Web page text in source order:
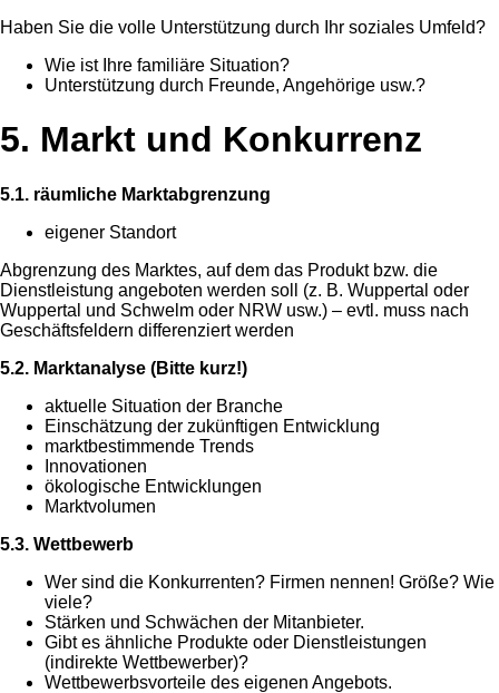
Haben Sie die volle Unterstützung durch Ihr soziales Umfeld?
Wie ist Ihre familiäre Situation?
Unterstützung durch Freunde, Angehörige usw.?
5. Markt und Konkurrenz
5.1. räumliche Marktabgrenzung
eigener Standort
Abgrenzung des Marktes, auf dem das Produkt bzw. die
Dienstleistung angeboten werden soll (z. B. Wuppertal oder
Wuppertal und Schwelm oder NRW usw.) – evtl. muss nach
Geschäftsfeldern differenziert werden
5.2. Marktanalyse (Bitte kurz!)
aktuelle Situation der Branche
Einschätzung der zukünftigen Entwicklung
marktbestimmende Trends
Innovationen
ökologische Entwicklungen
Marktvolumen
5.3. Wettbewerb
Wer sind die Konkurrenten? Firmen nennen! Größe? Wie
viele?
Stärken und Schwächen der Mitanbieter.
Gibt es ähnliche Produkte oder Dienstleistungen
(indirekte Wettbewerber)?
Wettbewerbsvorteile des eigenen Angebots.